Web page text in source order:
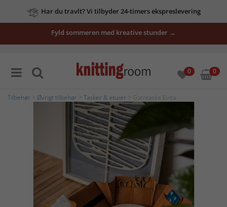
Har du travlt? Vi tilbyder 24-timers ekspreslevering
Fyld sommeren med kreative stunder →
0 0
Tilbehør Øvrigt tilbehør Tasker & etuier > Garntaske Evita